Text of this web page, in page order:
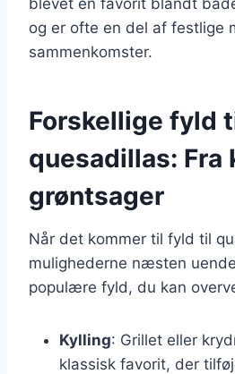
og er ofte en del af festlige
sammenkomster.
Forskellige fyld
quesadillas: Fra
grøntsager
Når det kommer til fyld til
mulighederne næsten
populære fyld, du kan
Kylling: Grillet eller
klassisk favorit, der